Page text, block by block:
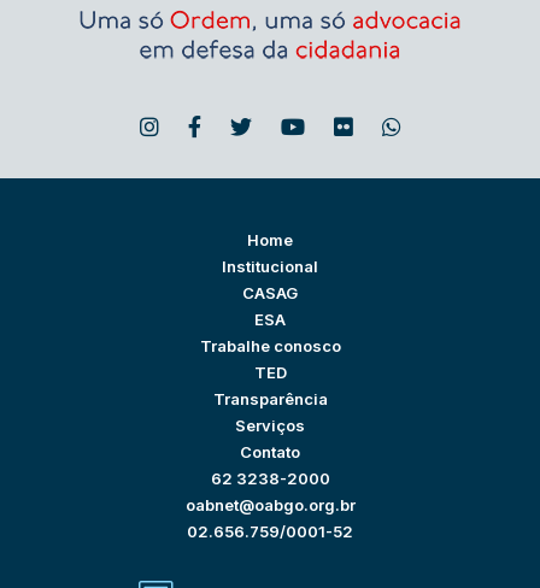
Home
Institucional
CASAG
ESA
Trabalhe conosco
TED
Transparência
Serviços
Contato
62 3238-2000
oabnet@oabgo.org.br
02.656.759/0001-52